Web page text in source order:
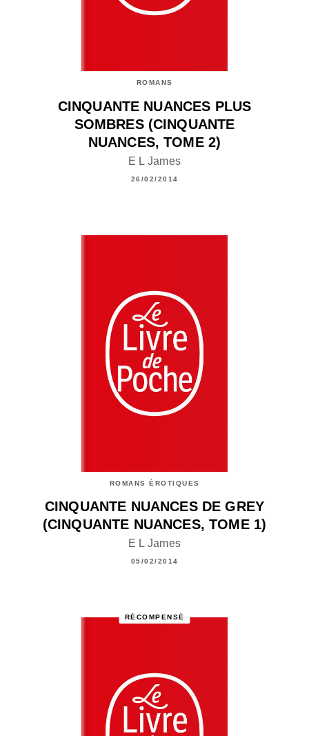
ROMANS
CINQUANTE NUANCES PLUS
SOMBRES (CINQUANTE
NUANCES, TOME 2)
E L James
26/02/2014
ROMANS ÉROTIQUES
CINQUANTE NUANCES DE GREY
(CINQUANTE NUANCES, TOME 1)
E L James
05/02/2014
RÉCOMPENSÉ